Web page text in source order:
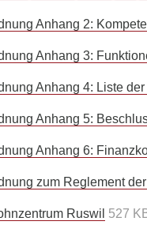
Anhang 2:
Anhang 3:
Anhang 4: Liste
Anhang 5:
Anhang 6:
zum Reglement
Ruswil 527